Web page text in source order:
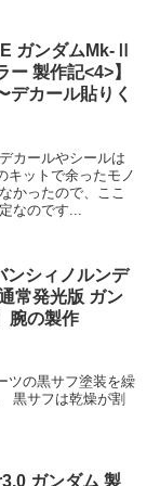
ガンダムMk-Ⅱ
ー 製作記<4>】
デカール貼りく
カールやシールは
キットで余ったモノ
かったので、ここ
なのです...
ンシィノルンデ
常発光版 ガン
腕の製作
ツの黒サフ塗装を繰
黒サフは乾燥が割
ガンダム 製